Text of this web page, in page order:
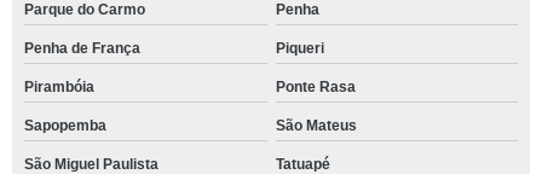
Parque do Carmo Penha
Penha de França Piqueri
Pirambóia Ponte Rasa
Sapopemba São Mateus
São Miguel Paulista Tatuapé